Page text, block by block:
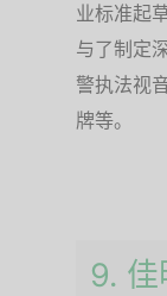
业标准起
与了制定
警执法视
牌等。
9. 佳